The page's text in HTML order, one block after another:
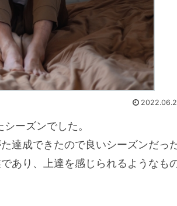
ーズンでした。
達成できたので良いシーズンだっ
あり、上達を感じられるようなも